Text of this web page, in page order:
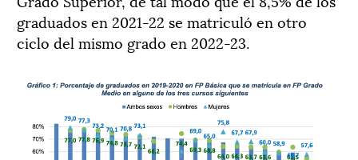
graduados en 2021-22 se matriculó en otro
ciclo del mismo grado en 2022-23.